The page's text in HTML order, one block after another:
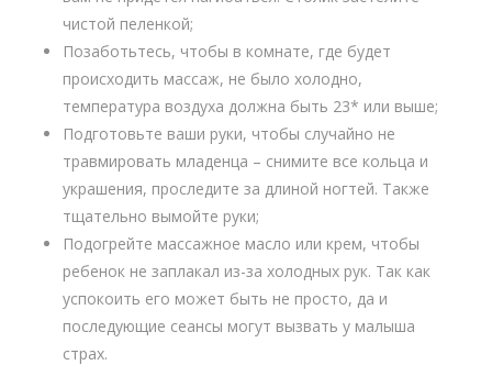
чистой пеленкой;
Позаботьтесь, чтобы в комнате, где будет
происходить массаж, не было холодно,
температура воздуха должна быть 23* или выше;
Подготовьте ваши руки, чтобы случайно не
травмировать младенца – снимите все кольца и
украшения, проследите за длиной ногтей. Также
тщательно вымойте руки;
Подогрейте массажное масло или крем, чтобы
ребенок не заплакал из-за холодных рук. Так как
успокоить его может быть не просто, да и
последующие сеансы могут вызвать у малыша
страх.